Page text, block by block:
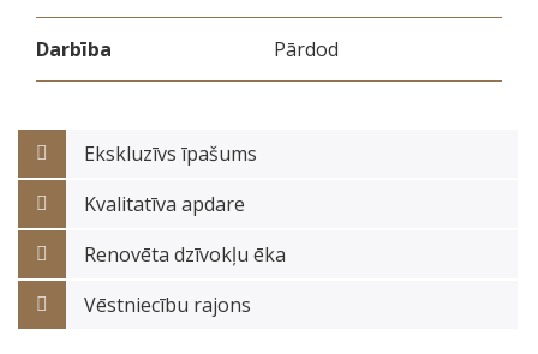
Darbība Pārdod
Ekskluzīvs īpašums
Kvalitatīva apdare
Renovēta dzīvokļu ēka
Vēstniecību rajons